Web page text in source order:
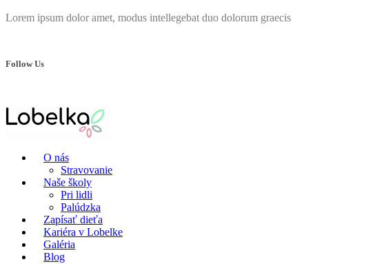
Lorem ipsum dolor amet, modus intellegebat duo dolorum graecis
Follow Us
O nás
Stravovanie
Naše školy
Pri lidli
Palúdzka
Zapísať dieťa
Kariéra v Lobelke
Galéria
Blog